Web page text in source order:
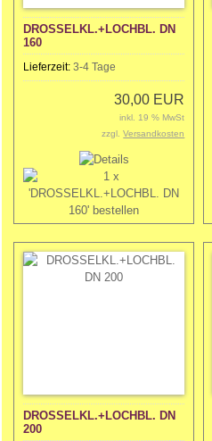
DROSSELKL.+LOCHBL. DN
160
Lieferzeit: 3-4 Tage
30,00 EUR
inkl. 19 % MwSt
zzgl.Versandkosten
DROSSELKL.+LOCHBL. DN
200